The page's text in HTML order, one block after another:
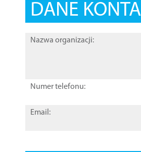
DANE
Nazwa organizacji:
Numer telefonu:
Email: